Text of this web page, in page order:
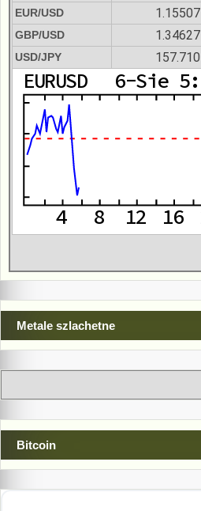
EUR/USD 1.15507
GBP/USD 1.34627
USD/JPY 157.710
Metale szlachetne
Bitcoin